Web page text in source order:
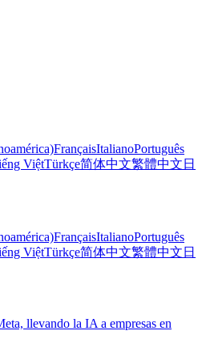
FrançaisItalianoPortuguês
ViệtTürkçe简体中文繁體中文 日
FrançaisItalianoPortuguês
ViệtTürkçe简体中文繁體中文 日
llevando la IA a empresas en